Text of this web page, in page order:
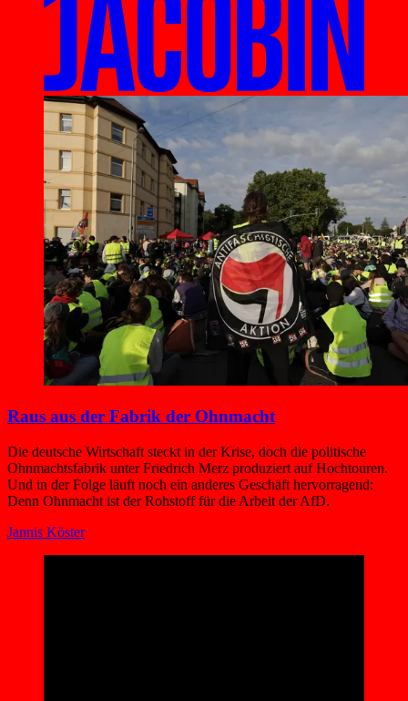
Raus aus der Fabrik der Ohnmacht
Die deutsche Wirtschaft steckt in der Krise, doch die politische
Ohnmachtsfabrik unter Friedrich Merz produziert auf Hochtouren.
Und in der Folge läuft noch ein anderes Geschäft hervorragend:
Denn Ohnmacht ist der Rohstoff für die Arbeit der AfD.
Jannis Köster